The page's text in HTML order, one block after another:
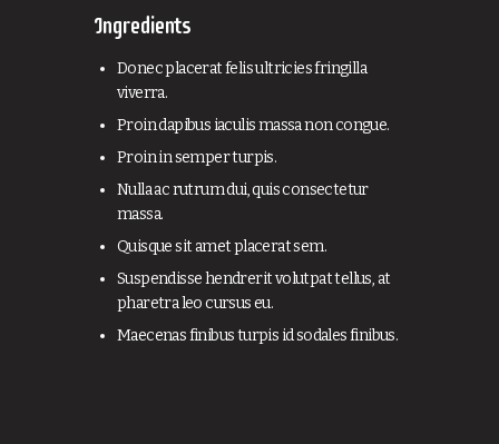
Ingredients
Donec placerat felis ultricies fringilla
viverra.
Proin dapibus iaculis massa non congue.
Proin in semper turpis.
Nulla ac rutrum dui, quis consectetur
massa.
Quisque sit amet placerat sem.
Suspendisse hendrerit volutpat tellus, at
pharetra leo cursus eu.
Maecenas finibus turpis id sodales finibus.